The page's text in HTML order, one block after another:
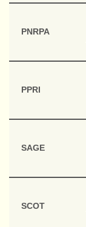
PNRPA
PPRI
SAGE
SCOT